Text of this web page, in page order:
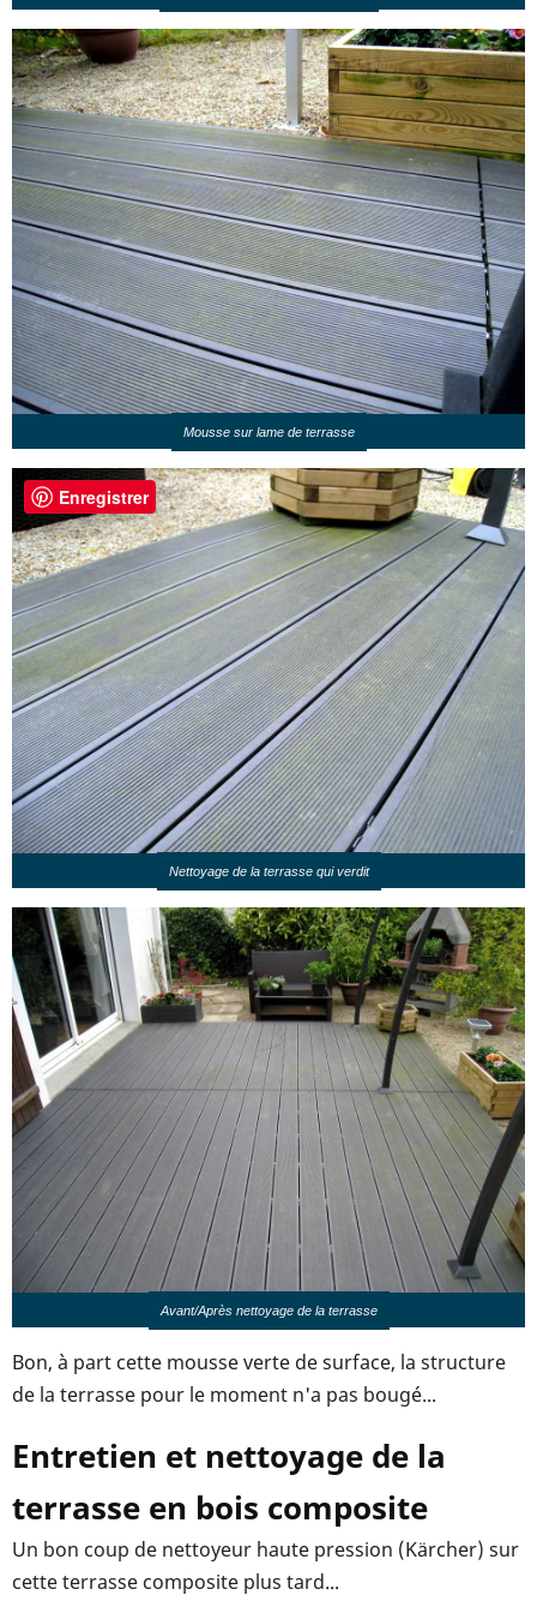
Mousse sur lame de terrasse
Nettoyage de la terrasse qui verdit
Avant/Après nettoyage de la terrasse
Bon, à part cette mousse verte de surface, la structure
de la terrasse pour le moment n'a pas bougé...
Entretien et nettoyage de la
terrasse en bois composite
Un bon coup de nettoyeur haute pression (Kärcher) sur
cette terrasse composite plus tard...
Enregistrer